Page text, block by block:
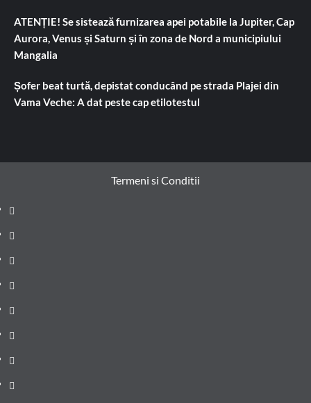
ATENȚIE! Se sistează furnizarea apei potabile la Jupiter, Cap
Aurora, Venus și Saturn și în zona de Nord a municipiului
Mangalia
Șofer beat turtă, depistat conducând pe strada Plajei din
Vama Veche: A dat peste cap etilotestul
Termeni si Conditii
Prima
pagină
Știri
de
ultima
Administrație
locală
Actualitate
Justiție
Cultura
Sănătate
Litoral